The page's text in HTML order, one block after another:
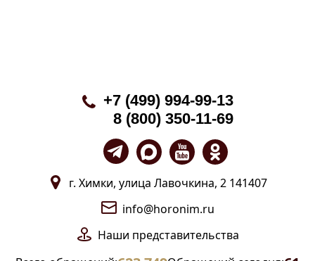
+7 (499) 994-99-13
8 (800) 350-11-69
г. Химки, улица Лавочкина, 2 141407
info@horonim.ru
Наши представительства